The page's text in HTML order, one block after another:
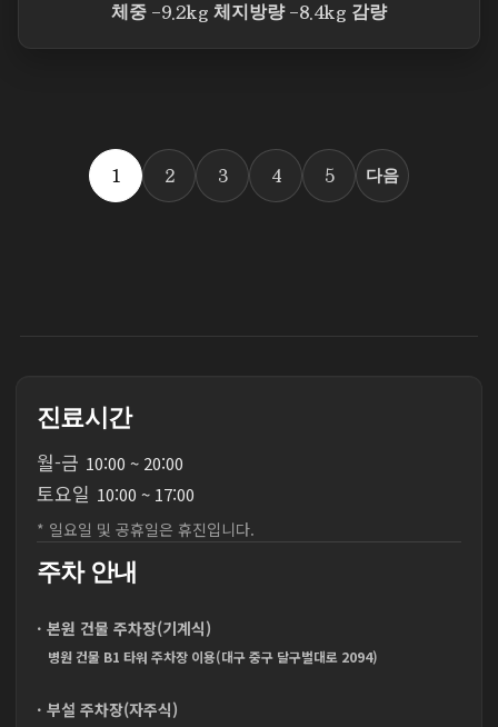
체중 -9.2kg 체지방량 -8.4kg 감량
1 2 3 4 5 다음
진료시간
월-금 10:00 ~ 20:00
토요일 10:00 ~ 17:00
* 일요일 및 공휴일은 휴진입니다.
주차 안내
· 본원 건물 주차장(기계식)
병원 건물 B1 타워 주차장 이용(대구 중구 달구벌대로 2094)
· 부설 주차장(자주식)